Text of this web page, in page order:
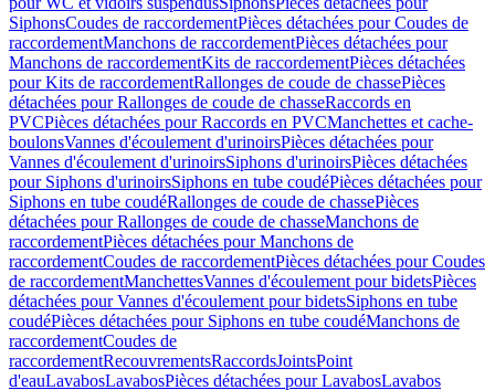
SiphonsCoudes de raccordementPièces détachées pour Coudes de
raccordementManchons de raccordementPièces détachées pour
Manchons de raccordementKits de raccordementPièces détachées
pour Kits de raccordementRallonges de coude de chassePièces
détachées pour Rallonges de coude de chasseRaccords en
PVCPièces détachées pour Raccords en PVCManchettes et cache-
boulonsVannes d'écoulement d'urinoirsPièces détachées pour
Vannes d'écoulement d'urinoirsSiphons d'urinoirsPièces détachées
pour Siphons d'urinoirsSiphons en tube coudéPièces détachées pour
Siphons en tube coudéRallonges de coude de chassePièces
détachées pour Rallonges de coude de chasseManchons de
raccordementPièces détachées pour Manchons de
raccordementCoudes de raccordementPièces détachées pour Coudes
de raccordementManchettesVannes d'écoulement pour bidetsPièces
détachées pour Vannes d'écoulement pour bidetsSiphons en tube
coudéPièces détachées pour Siphons en tube coudéManchons de
raccordementCoudes de
raccordementRecouvrementsRaccordsJointsPoint
d'eauLavabosLavabosPièces détachées pour LavabosLavabos